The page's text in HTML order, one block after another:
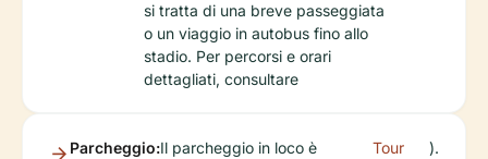
si tratta di una breve passeggiata
o un viaggio in autobus fino allo
stadio. Per percorsi e orari
dettagliati, consultare
Parcheggio:Il parcheggio in loco è
Tour
).